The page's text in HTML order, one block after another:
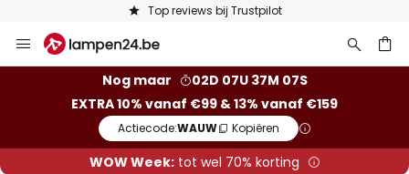
Keuze uit 50.000 lampen
naar
Nog maar
02D 07U 37M 05S
EXTRA 10% vanaf €99 & 13% vanaf €159
Actiecode:WAUW Kopiëren
WOW Week:tot wel 70% korting